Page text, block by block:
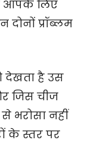
आपके लिए
प्रॉब्लम
देखता है उस
जिस चीज
भरोसा नहीं
के स्तर पर